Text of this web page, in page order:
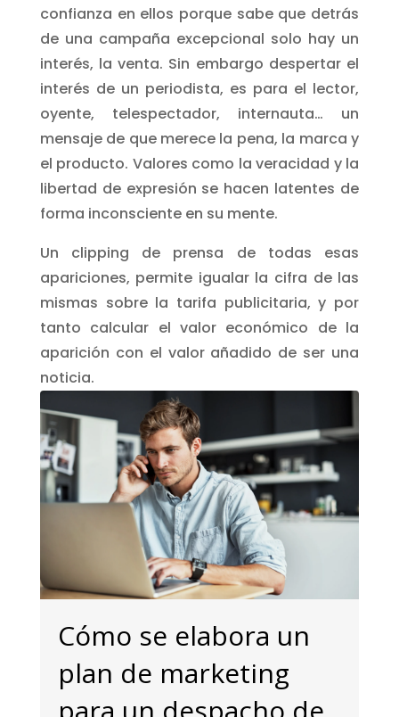
confianza en ellos porque sabe que detrás
de una campaña excepcional solo hay un
interés, la venta. Sin embargo despertar el
interés de un periodista, es para el lector,
oyente, telespectador, internauta… un
mensaje de que merece la pena, la marca y
el producto. Valores como la veracidad y la
libertad de expresión se hacen latentes de
forma inconsciente en su mente.
Un clipping de prensa de todas esas
apariciones, permite igualar la cifra de las
mismas sobre la tarifa publicitaria, y por
tanto calcular el valor económico de la
aparición con el valor añadido de ser una
noticia.
Cómo se elabora un
plan de marketing